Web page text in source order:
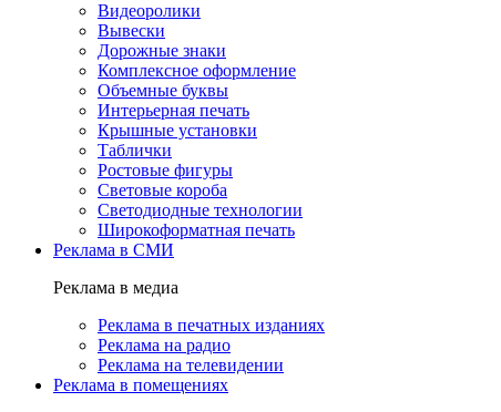
Видеоролики
Вывески
Дорожные знаки
Комплексное оформление
Объемные буквы
Интерьерная печать
Крышные установки
Таблички
Ростовые фигуры
Световые короба
Светодиодные технологии
Широкоформатная печать
Реклама в СМИ
Реклама в медиа
Реклама в печатных изданиях
Реклама на радио
Реклама на телевидении
Реклама в помещениях